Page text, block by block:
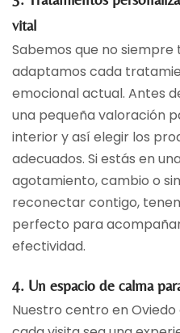
vital
Sabemos que no siempre
adaptamos cada
emocional actual. Antes
una pequeña valoración
interior y así elegir los
adecuados. Si estás en
agotamiento, cambio o
reconectar contigo,
perfecto para
efectividad.
4. Un espacio de calma
Nuestro centro en